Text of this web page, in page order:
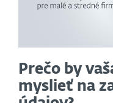
Prečo by
myslieť na